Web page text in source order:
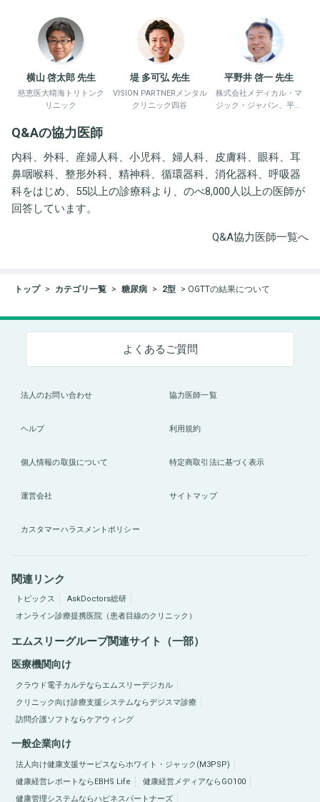
横山 啓太郎 先生
慈恵医大晴海トリトンク
リニック
堤 多可弘 先生
VISION PARTNERメンタル
クリニック四谷
平野井 啓一 先生
株式会社メディカル・マ
ジック・ジャパン、平野
Q&Aの協力医師
内科、外科、産婦人科、小児科、婦人科、皮膚科、眼科、耳
鼻咽喉科、整形外科、精神科、循環器科、消化器科、呼吸器
科をはじめ、55以上の診療科より、のべ8,000人以上の医師が
回答しています。
Q&A協力医師一覧へ
トップ カテゴリ一覧 糖尿病 2型 OGTTの結果について
よくあるご質問
法人のお問い合わせ 協力医師一覧
ヘルプ 利用規約
個人情報の取扱について 特定商取引法に基づく表示
運営会社 サイトマップ
カスタマーハラスメントポリシー
関連リンク
トピックス
AskDoctors総研
オンライン診療提携医院（患者目線のクリニック）
エムスリーグループ関連サイト（一部）
医療機関向け
クラウド電子カルテならエムスリーデジカル
クリニック向け診療支援システムならデジスマ診療
訪問介護ソフトならケアウィング
一般企業向け
法人向け健康支援サービスならホワイト・ジャック(M3PSP)
健康経営レポートならEBHS Life
健康経営メディアならGO100
健康管理システムならハピネスパートナーズ